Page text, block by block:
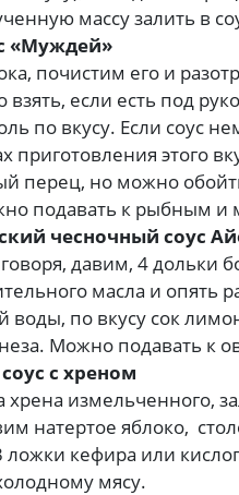
массу залить в
«Муждей»
почистим его и
если есть под
по вкусу. Если соус
приготовления этого
перец, но можно
подавать к рыбным
чесночный соус
давим, 4 дольки
масла и
по вкусу сок
Можно подавать к
с хреном
хрена измельченного,
натертое яблоко,
кефира или
мясу.